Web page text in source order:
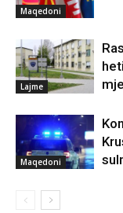
Maqedoni
Lajme
Maqedoni